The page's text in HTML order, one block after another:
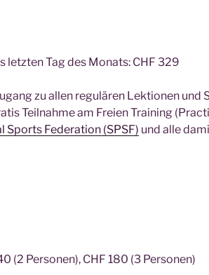
Tag des Monats: CHF 329
zu allen regulären Lektionen und
Teilnahme am Freien Training
Sports Federation (SPSF) und alle
(2 Personen), CHF 180 (3 Personen)